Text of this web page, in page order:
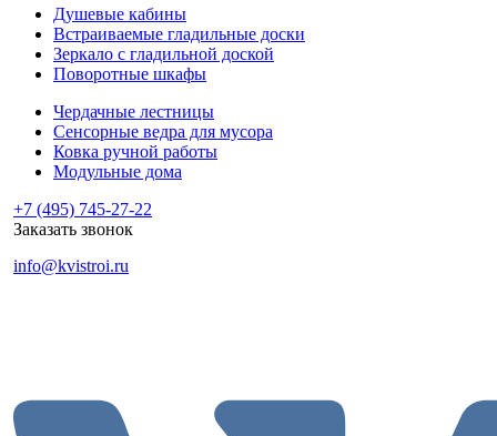
Душевые кабины
Встраиваемые гладильные доски
Зеркало с гладильной доской
Поворотные шкафы
Чердачные лестницы
Сенсорные ведра для мусора
Ковка ручной работы
Модульные дома
+7 (495) 745-27-22
Заказать звонок
info@kvistroi.ru